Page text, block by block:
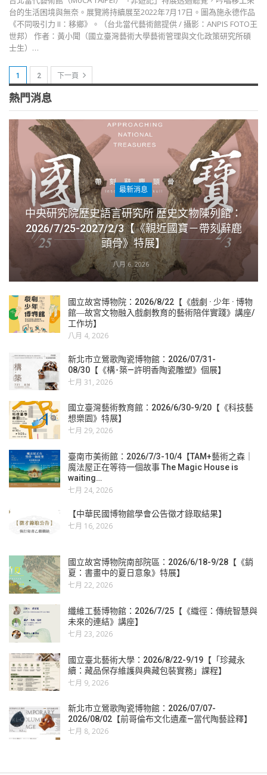
台的生活困境與無奈。展覽將持續展至2022年7月17日。圖為施永德作品
《不同吸引力 II：移鄉》。（台北當代藝術館提供 / 攝影：ANPIS FOTO王
世邦） 作者：黃小聞（國立臺灣藝術大學藝術管理與文化政策研究所碩
士生）…
1 2 下一頁
熱門消息
最新消息
中央研究院歷史語言研究所 歷史文物陳列館：
2026/7/25-2027/2/3【《親近國寶－帶刻辭鹿
頭骨》特展】
八月 6, 2026
國立故宮博物院：2026/8/22【《戲劇 · 少年 · 博物
館―故宮文物融入戲劇教育的藝術陪伴實踐》講座/
工作坊】
八月 4, 2026
新北市立鶯歌陶瓷博物館：2026/07/31-
08/30【《構･築—許明香陶瓷雕塑》個展】
七月 31, 2026
國立臺灣藝術教育館：2026/6/30-9/20【《科技藝
想樂園》特展】
七月 29, 2026
臺南市美術館：2026/7/3-10/4【TAM+藝術之森｜
魔法屋正在等待一個故事 The Magic House is
waiting…
七月 24, 2026
【中華民國博物館學會公告徵才錄取結果】
七月 16, 2026
國立故宮博物院南部院區：2026/6/18-9/28【《銷
夏：書畫中的夏日意象》特展】
七月 22, 2026
纖維工藝博物館：2026/7/25【《織徑：傳統智慧與
未來的連結》講座】
七月 23, 2026
國立臺北藝術大學：2026/8/22-9/19【「珍藏永
續：藏品保存維護與典藏包裝實務」課程】
七月 9, 2026
新北市立鶯歌陶瓷博物館：2026/07/07-
2026/08/02【前哥倫布文化遺產—當代陶藝詮釋】
七月 8, 2026